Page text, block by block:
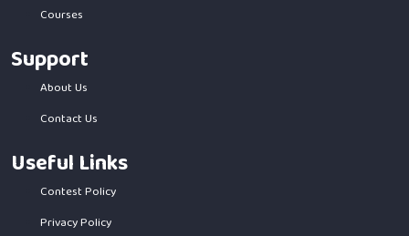
Courses
Support
About Us
Contact Us
Useful Links
Contest Policy
Privacy Policy